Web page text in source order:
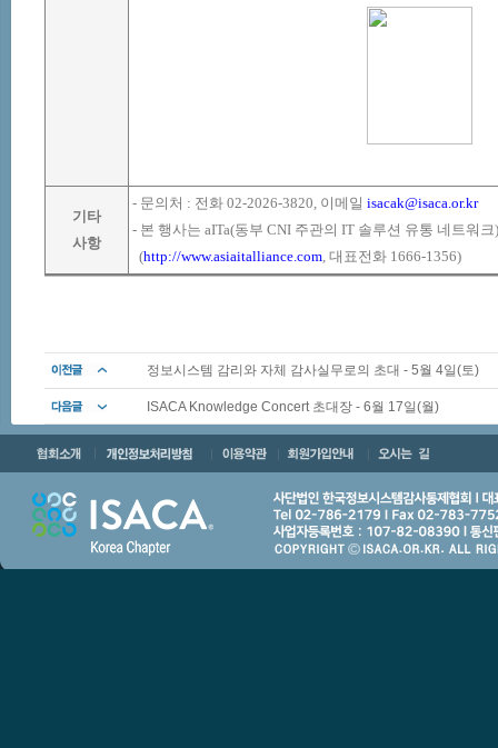
기타
사항
- 문의처 : 전화 02-2026-3820, 이메일 isacak@isaca.or.kr
- 본 행사는 aITa(동부 CNI 주관의 IT 솔루션 유통 네트워크)
(http://www.asiaitalliance.com, 대표전화 1666-1356)
정보시스템 감리와 자체 감사실무로의 초대 - 5월 4일(토)
ISACA Knowledge Concert 초대장 - 6월 17일(월)